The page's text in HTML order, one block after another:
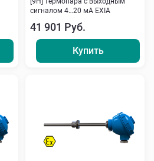
сигналом 4…20 мА EXIA
41 901 Руб.
Купить